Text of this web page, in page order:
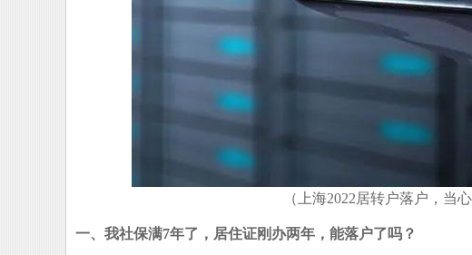
（上海2022居转户落户，当
一、我社保满7年了，居住证刚办两年，能落户了吗？